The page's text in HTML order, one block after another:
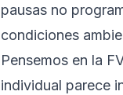
pausas no
condiciones
Pensemos en la
individual parece